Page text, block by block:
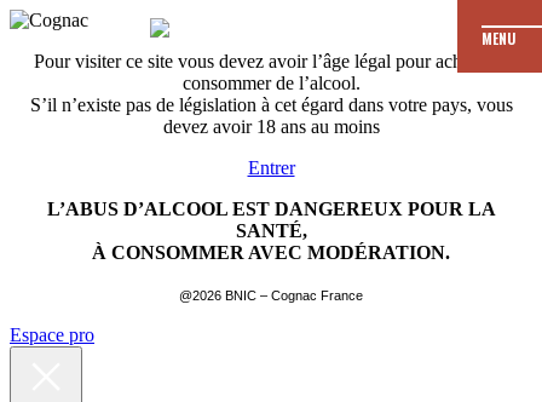
Pour visiter ce site vous devez avoir l’âge légal pour acheter et
consommer de l’alcool.
S’il n’existe pas de législation à cet égard dans votre pays, vous
devez avoir 18 ans au moins
Entrer
L’ABUS D’ALCOOL EST DANGEREUX POUR LA
SANTÉ,
À CONSOMMER AVEC MODÉRATION.
@2026 BNIC – Cognac France
MENU
Espace pro